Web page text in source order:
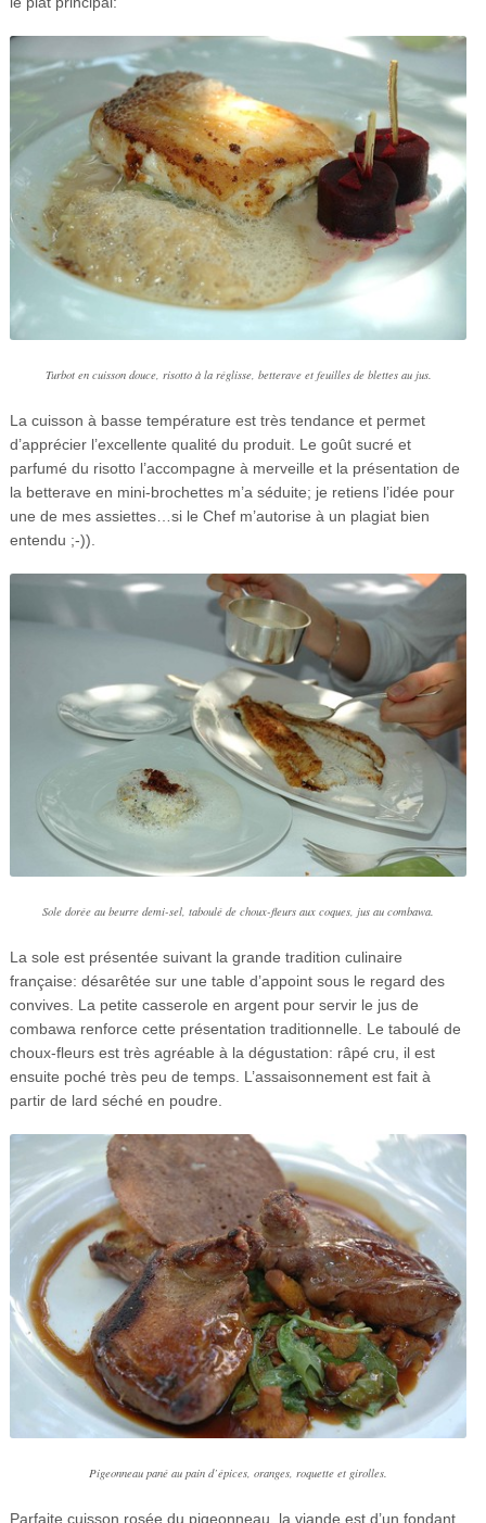
Turbot en cuisson douce, risotto à la réglisse, betterave et feuilles de blettes au jus.
La cuisson à basse température est très tendance et permet
d’apprécier l’excellente qualité du produit. Le goût sucré et
parfumé du risotto l’accompagne à merveille et la présentation de
la betterave en mini-brochettes m’a séduite; je retiens l’idée pour
une de mes assiettes…si le Chef m’autorise à un plagiat bien
entendu ;-)).
Sole dorée au beurre demi-sel, taboulé de choux-fleurs aux coques, jus au combawa.
La sole est présentée suivant la grande tradition culinaire
française: désarêtée sur une table d’appoint sous le regard des
convives. La petite casserole en argent pour servir le jus de
combawa renforce cette présentation traditionnelle. Le taboulé de
choux-fleurs est très agréable à la dégustation: râpé cru, il est
ensuite poché très peu de temps. L’assaisonnement est fait à
partir de lard séché en poudre.
Pigeonneau pané au pain d’épices, oranges, roquette et girolles.
Parfaite cuisson rosée du pigeonneau, la viande est d’un fondant